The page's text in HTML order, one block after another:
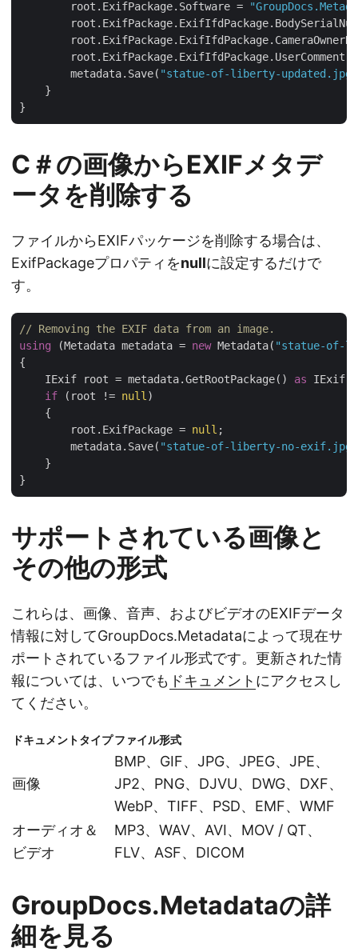
        root.ExifPackage.Software =
root.ExifPackage.ExifIfdPackage.UserComment
        metadata.Save(
"statue-of-liberty-updated.jpg"
    }
C＃の画像からEXIFメタデ
ータを削除する
ファイルからEXIFパッケージを削除する場合は、
ExifPackageプロパティをnullに設定するだけで
す。
// Removing the EXIF data from an image.
using (Metadata metadata = new Metadata( "statue-of-
{
    IExif root = metadata.GetRootPackage()
as IExif;
if (root != null )
    {
        root.ExifPackage =
null ;
        metadata.Save(
"statue-of-liberty-no-exif.jpg"
    }
サポートされている画像と
その他の形式
これらは、画像、音声、およびビデオのEXIFデータ
情報に対してGroupDocs.Metadataによって現在サ
ポートされているファイル形式です。更新された情
報については、いつでも ドキュメント にアクセスし
てください。
ドキュメントタイプファイル形式
画像
BMP、GIF、JPG、JPEG、JPE、
JP2、PNG、DJVU、DWG、DXF、
WebP、TIFF、PSD、EMF、WMF
オーディオ＆
ビデオ
MP3、WAV、AVI、MOV / QT、
FLV、ASF、DICOM
GroupDocs.Metadataの詳
細を見る